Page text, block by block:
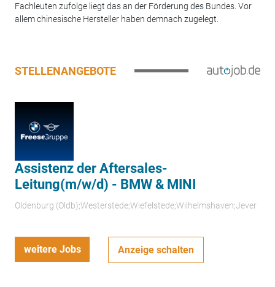
Fachleuten zufolge liegt das an der Förderung des Bundes. Vor
allem chinesische Hersteller haben demnach zugelegt.
STELLENANGEBOTE
Assistenz der Aftersales-
Leitung(m/w/d) - BMW & MINI
Oldenburg (Oldb);Westerstede;Wiefelstede;Wilhelmshaven;Jever
weitere Jobs Anzeige schalten